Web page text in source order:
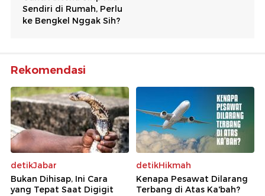
Rekomendasi
detikJabar
Bukan Dihisap, Ini Cara
yang Tepat Saat Digigit
detikHikmah
Kenapa Pesawat Dilarang
Terbang di Atas Ka'bah?